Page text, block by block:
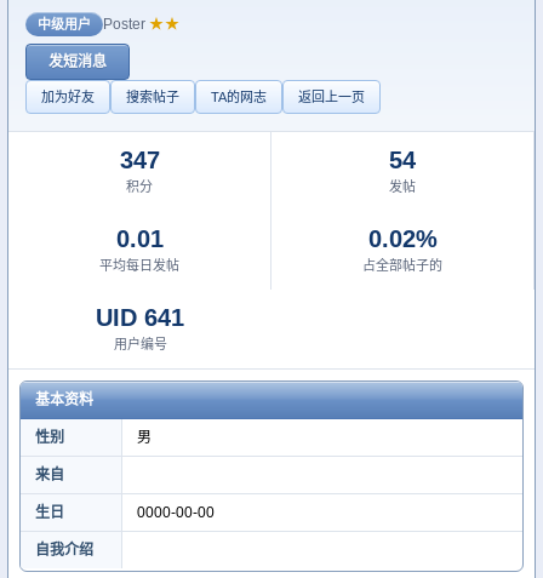
中级用户 Poster ★★
发短消息
加为好友 搜索帖子 TA的网志 返回上一页
347
积分
54
发帖
0.01
平均每日发帖
0.02%
占全部帖子的
UID 641
用户编号
基本资料
性别 男
来自
生日 0000-00-00
自我介绍